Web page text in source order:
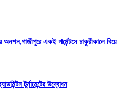
অনশন,গাজীপুরে একই গার্মেন্টসে চাকুরীকালে বিয়ে
টুর্নামেন্টের উদ্বোধন